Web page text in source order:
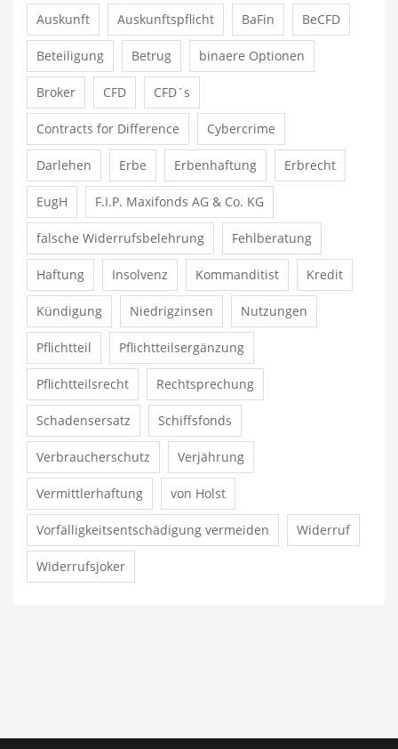
Auskunft Auskunftspflicht BaFin BeCFD
Beteiligung Betrug binaere Optionen
Broker CFD CFD´s
Contracts for Difference Cybercrime
Darlehen Erbe Erbenhaftung Erbrecht
EugH F.I.P. Maxifonds AG & Co. KG
falsche Widerrufsbelehrung Fehlberatung
Haftung Insolvenz Kommanditist Kredit
Kündigung Niedrigzinsen Nutzungen
Pflichtteil Pflichtteilsergänzung
Pflichtteilsrecht Rechtsprechung
Schadensersatz Schiffsfonds
Verbraucherschutz Verjährung
Vermittlerhaftung von Holst
Vorfälligkeitsentschädigung vermeiden Widerruf
Widerrufsjoker